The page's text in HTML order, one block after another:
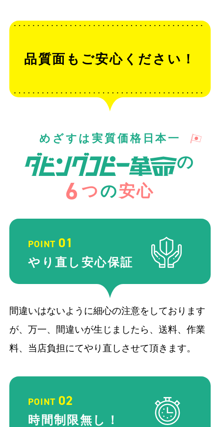
品質面もご安心ください！
めざすは実質価格日本一
の
6 つの安心
POINT 01
やり直し 安心保証
間違いはないように細心の注意をしております
が、万一、間違いが生じましたら、送料、作業
料、当店負担にてやり直しさせて頂きます。
POINT 02
時間制限無し！